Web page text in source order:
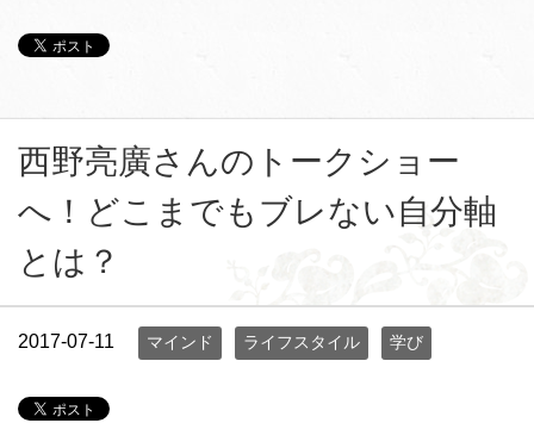
西野亮廣さんのトークショー
へ！どこまでもブレない自分軸
とは？
2017-07-11 マインド ライフスタイル 学び